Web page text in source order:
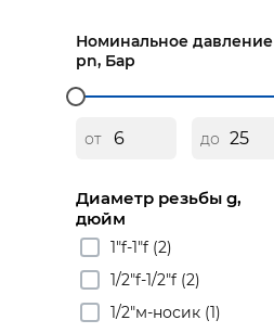
Номинальное давление
pn, Бар
от до
Диаметр резьбы g,
дюйм
1"f-1"f (2)
1/2"f-1/2"f (2)
1/2"м-носик (1)